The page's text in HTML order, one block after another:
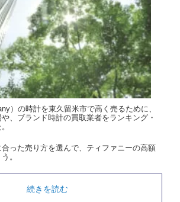
）の時計を東久留米市で高く売るために、
、ブランド時計の買取業者をランキング・
った売り方を選んで、ティファニーの高額
。
続きを読む